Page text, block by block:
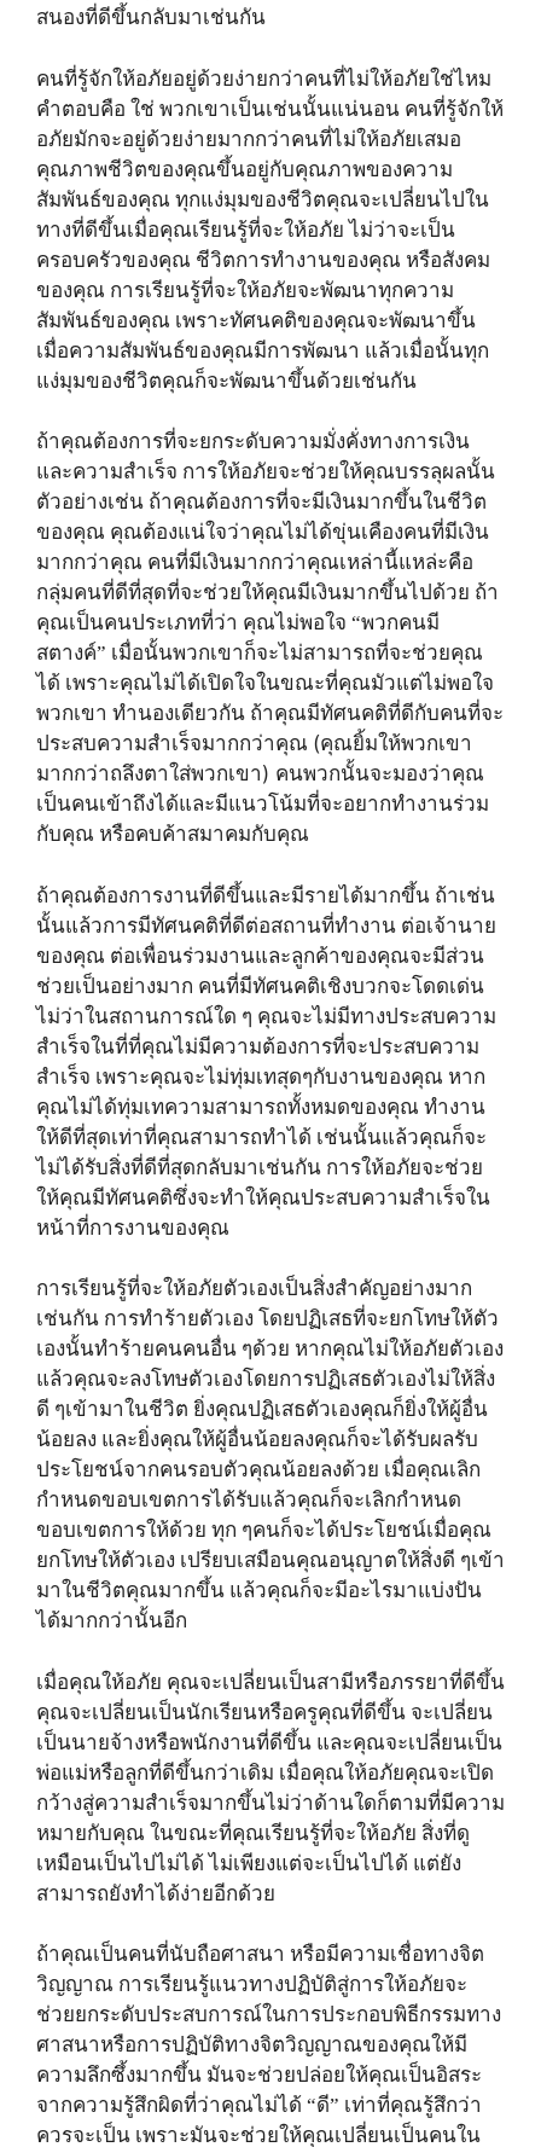
สนองที่ดีขึ้นกลับมาเช่นกัน
คนที่รู้จักให้อภัยอยู่ด้วยง่ายกว่าคนที่ไม่ให้อภัยใช่ไหม
คำตอบคือ ใช่ พวกเขาเป็นเช่นนั้นแน่นอน คนที่รู้จักให้
อภัยมักจะอยู่ด้วยง่ายมากกว่าคนที่ไม่ให้อภัยเสมอ
คุณภาพชีวิตของคุณขึ้นอยู่กับคุณภาพของความ
สัมพันธ์ของคุณ ทุกแง่มุมของชีวิตคุณจะเปลี่ยนไปใน
ทางที่ดีขึ้นเมื่อคุณเรียนรู้ที่จะให้อภัย ไม่ว่าจะเป็น
ครอบครัวของคุณ ชีวิตการทำงานของคุณ หรือสังคม
ของคุณ การเรียนรู้ที่จะให้อภัยจะพัฒนาทุกความ
สัมพันธ์ของคุณ เพราะทัศนคติของคุณจะพัฒนาขึ้น
เมื่อความสัมพันธ์ของคุณมีการพัฒนา แล้วเมื่อนั้นทุก
แง่มุมของชีวิตคุณก็จะพัฒนาขึ้นด้วยเช่นกัน
ถ้าคุณต้องการที่จะยกระดับความมั่งคั่งทางการเงิน
และความสำเร็จ การให้อภัยจะช่วยให้คุณบรรลุผลนั้น
ตัวอย่างเช่น ถ้าคุณต้องการที่จะมีเงินมากขึ้นในชีวิต
ของคุณ คุณต้องแน่ใจว่าคุณไม่ได้ขุ่นเคืองคนที่มีเงิน
มากกว่าคุณ คนที่มีเงินมากกว่าคุณเหล่านี้แหล่ะคือ
กลุ่มคนที่ดีที่สุดที่จะช่วยให้คุณมีเงินมากขึ้นไปด้วย ถ้า
คุณเป็นคนประเภทที่ว่า คุณไม่พอใจ “พวกคนมี
สตางค์” เมื่อนั้นพวกเขาก็จะไม่สามารถที่จะช่วยคุณ
ได้ เพราะคุณไม่ได้เปิดใจในขณะที่คุณมัวแต่ไม่พอใจ
พวกเขา ทำนองเดียวกัน ถ้าคุณมีทัศนคติที่ดีกับคนที่จะ
ประสบความสำเร็จมากกว่าคุณ (คุณยิ้มให้พวกเขา
มากกว่าถลึงตาใส่พวกเขา) คนพวกนั้นจะมองว่าคุณ
เป็นคนเข้าถึงได้และมีแนวโน้มที่จะอยากทำงานร่วม
กับคุณ หรือคบค้าสมาคมกับคุณ
ถ้าคุณต้องการงานที่ดีขึ้นและมีรายได้มากขึ้น ถ้าเช่น
นั้นแล้วการมีทัศนคติที่ดีต่อสถานที่ทำงาน ต่อเจ้านาย
ของคุณ ต่อเพื่อนร่วมงานและลูกค้าของคุณจะมีส่วน
ช่วยเป็นอย่างมาก คนที่มีทัศนคติเชิงบวกจะโดดเด่น
ไม่ว่าในสถานการณ์ใด ๆ คุณจะไม่มีทางประสบความ
สำเร็จในที่ที่คุณไม่มีความต้องการที่จะประสบความ
สำเร็จ เพราะคุณจะไม่ทุ่มเทสุดๆกับงานของคุณ หาก
คุณไม่ได้ทุ่มเทความสามารถทั้งหมดของคุณ ทำงาน
ให้ดีที่สุดเท่าที่คุณสามารถทำได้ เช่นนั้นแล้วคุณก็จะ
ไม่ได้รับสิ่งที่ดีที่สุดกลับมาเช่นกัน การให้อภัยจะช่วย
ให้คุณมีทัศนคติซึ่งจะทำให้คุณประสบความสำเร็จใน
หน้าที่การงานของคุณ
การเรียนรู้ที่จะให้อภัยตัวเองเป็นสิ่งสำคัญอย่างมาก
เช่นกัน การทำร้ายตัวเอง โดยปฏิเสธที่จะยกโทษให้ตัว
เองนั้นทำร้ายคนคนอื่น ๆด้วย หากคุณไม่ให้อภัยตัวเอง
แล้วคุณจะลงโทษตัวเองโดยการปฏิเสธตัวเองไม่ให้สิ่ง
ดี ๆเข้ามาในชีวิต ยิ่งคุณปฏิเสธตัวเองคุณก็ยิ่งให้ผู้อื่น
น้อยลง และยิ่งคุณให้ผู้อื่นน้อยลงคุณก็จะได้รับผลรับ
ประโยชน์จากคนรอบตัวคุณน้อยลงด้วย เมื่อคุณเลิก
กำหนดขอบเขตการได้รับแล้วคุณก็จะเลิกกำหนด
ขอบเขตการให้ด้วย ทุก ๆคนก็จะได้ประโยชน์เมื่อคุณ
ยกโทษให้ตัวเอง เปรียบเสมือนคุณอนุญาตให้สิ่งดี ๆเข้า
มาในชีวิตคุณมากขึ้น แล้วคุณก็จะมีอะไรมาแบ่งปัน
ได้มากกว่านั้นอีก
เมื่อคุณให้อภัย คุณจะเปลี่ยนเป็นสามีหรือภรรยาที่ดีขึ้น
คุณจะเปลี่ยนเป็นนักเรียนหรือครูคุณที่ดีขึ้น จะเปลี่ยน
เป็นนายจ้างหรือพนักงานที่ดีขึ้น และคุณจะเปลี่ยนเป็น
พ่อแม่หรือลูกที่ดีขึ้นกว่าเดิม เมื่อคุณให้อภัยคุณจะเปิด
กว้างสู่ความสำเร็จมากขึ้นไม่ว่าด้านใดก็ตามที่มีความ
หมายกับคุณ ในขณะที่คุณเรียนรู้ที่จะให้อภัย สิ่งที่ดู
เหมือนเป็นไปไม่ได้ ไม่เพียงแต่จะเป็นไปได้ แต่ยัง
สามารถยังทำได้ง่ายอีกด้วย
ถ้าคุณเป็นคนที่นับถือศาสนา หรือมีความเชื่อทางจิต
วิญญาณ การเรียนรู้แนวทางปฏิบัติสู่การให้อภัยจะ
ช่วยยกระดับประสบการณ์ในการประกอบพิธีกรรมทาง
ศาสนาหรือการปฏิบัติทางจิตวิญญาณของคุณให้มี
ความลึกซึ้งมากขึ้น มันจะช่วยปล่อยให้คุณเป็นอิสระ
จากความรู้สึกผิดที่ว่าคุณไม่ได้ “ดี” เท่าที่คุณรู้สึกว่า
ควรจะเป็น เพราะมันจะช่วยให้คุณเปลี่ยนเป็นคนใน